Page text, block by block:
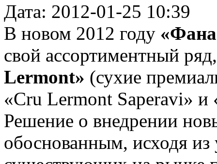
Дата: 2012-01-25 10:39
В новом 2012 году
свой ассортиментный
Lermont» (сухие
«Cru Lermont Saperavi»
Решение о внедрении
обоснованным, исходя